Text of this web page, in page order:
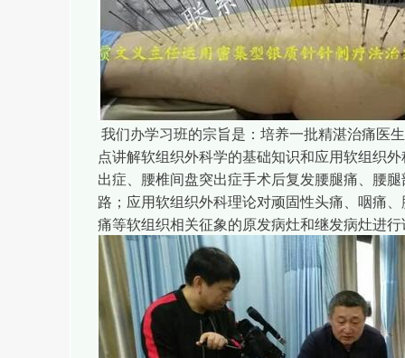
我们办学习班的宗旨是：培养一批精湛治痛医
点讲解软组织外科学的基础知识和应用软组织
出症、腰椎间盘突出症手术后复发腰腿痛、腰
路；应用软组织外科理论对顽固性头痛、咽痛
痛等软组织相关征象的原发病灶和继发病灶进